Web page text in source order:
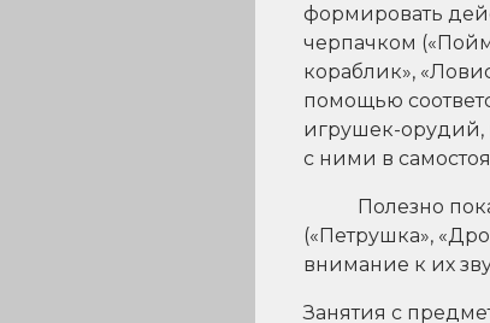
формировать
черпачком
кораблик»,
помощью
игрушек-орудий,
с ними в
Полезно
(«Петрушка»,
внимание к их
Занятия с